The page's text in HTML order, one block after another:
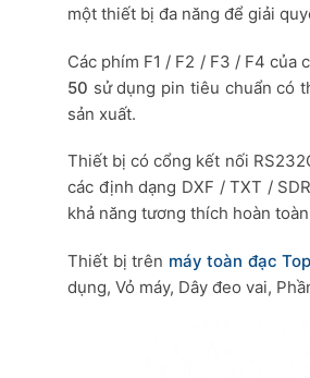
một thiết bị đa năng để giải
Các phím F1 / F2 / F3 / F4 của
50 sử dụng pin tiêu chuẩn có
sản xuất.
Thiết bị có cổng kết nối
các định dạng DXF / TXT /
khả năng tương thích hoàn
Thiết bị trên máy toàn đạc
dụng, Vỏ máy, Dây đeo vai,